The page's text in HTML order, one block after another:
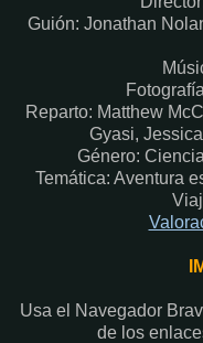
Guión: Jonathan
Reparto: Matthew
Gyasi,
Género:
Temática: Aventura
Usa el Navegador
de los